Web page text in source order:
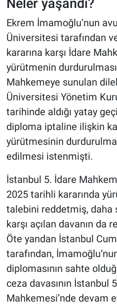
Neler yaşandı?
Ekrem İmamoğlu’nun
Üniversitesi tarafından
kararına karşı İdare
yürütmenin
Mahkemeye sunulan
Üniversitesi Yönetim
tarihinde aldığı yatay
diploma iptaline ilişkin
yürütmesinin
edilmesi istenmişti.
İstanbul 5. İdare
2025 tarihli kararında
talebini reddetmiş, daha
karşı açılan davanın da
Öte yandan İstanbul
tarafından,
diplomasının sahte
ceza davasının İstanbul
Mahkemesi’nde devam